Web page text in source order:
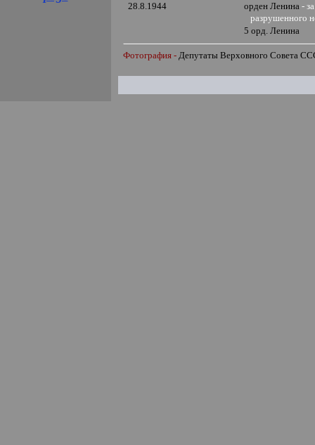
28.8.1944
орден Ленина-
разрушенного
5 орд. Ленина
Фотография -Депутаты Верховного Совета